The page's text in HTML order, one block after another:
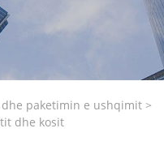
paketimin e ushqimit >
dhe kosit